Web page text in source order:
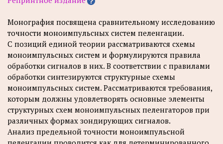
Монография посвящена сравнительному исследованию
точности моноимпульсных систем пеленгации.
С позиций единой теории рассматриваются схемы
моноимпульсных систем и формулируются правила
обработки сигналов в них. В соответствии с правилами
обработки синтезируются структурные схемы
моноимпульсных систем. Рассматриваются требования,
которым должны удовлетворять основные элементы
структурных схем моноимпульсных пеленгаторов при
различных формах зондирующих сигналов.
Анализ предельной точности моноимпульсной